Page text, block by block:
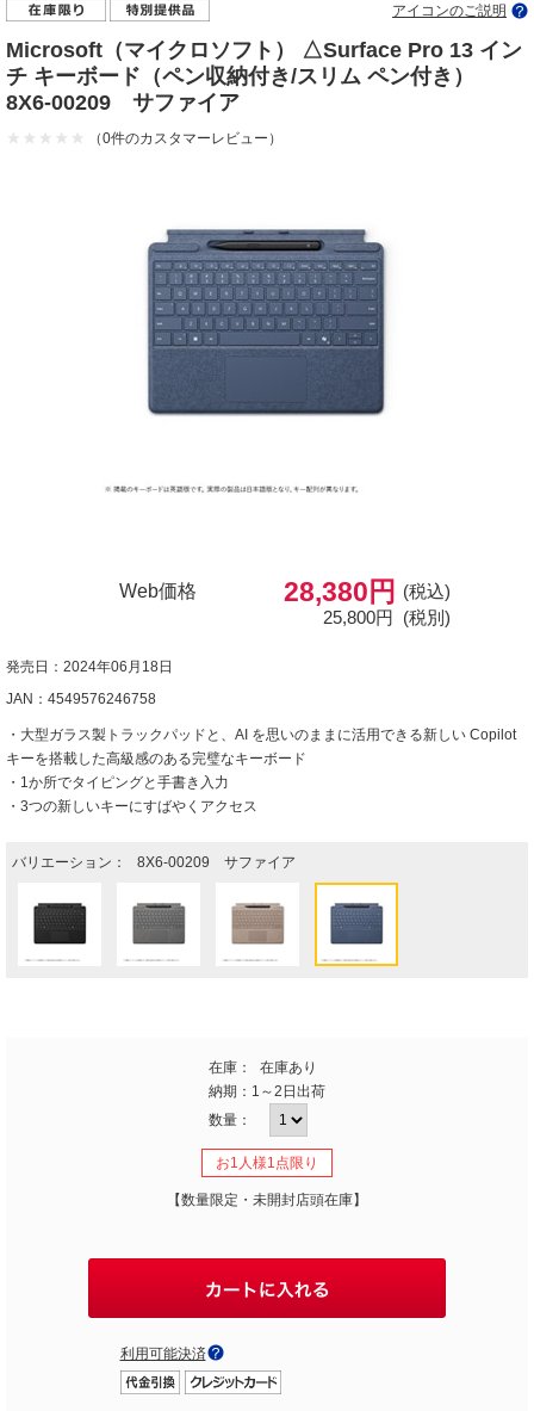
アイコンのご説明
Microsoft（マイクロソフト） △Surface Pro 13 イン
チ キーボード（ペン収納付き/スリム ペン付き）
8X6-00209 サファイア
（0件のカスタマーレビュー）
Web価格 28,380円
(税込)
25,800円 (税別)
発売日：2024年06月18日
JAN：4549576246758
・大型ガラス製トラックパッドと、AI を思いのままに活用できる新しい Copilot
キーを搭載した高級感のある完璧なキーボード
・1か所でタイピングと手書き入力
・3つの新しいキーにすばやくアクセス
バリエーション： 8X6-00209 サファイア
在庫：
在庫あり
納期： 1～2日出荷
数量：
お1人様1点限り
【数量限定・未開封店頭在庫】
利用可能決済